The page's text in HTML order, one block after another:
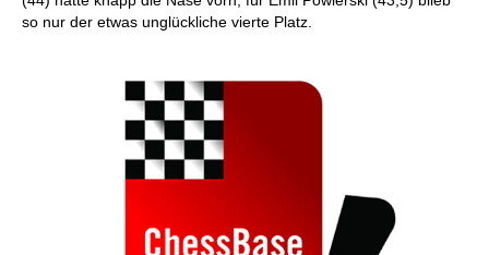
so nur der etwas unglückliche vierte Platz.